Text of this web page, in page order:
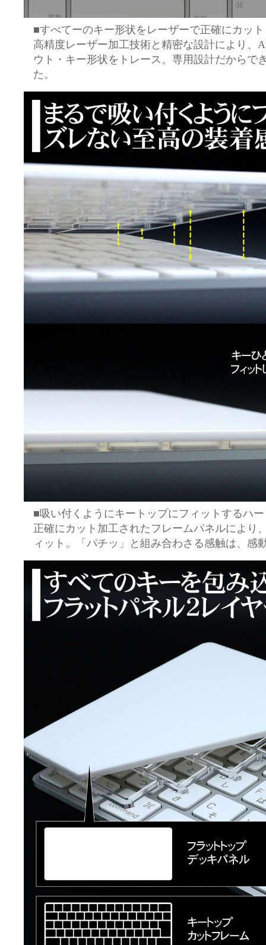
■すべてーのキー形状をレーザーで正確にカット
高精度レーザー加工技術と精密な設計により、
ウト・キー形状をトレース。専用設計だからで
た。
■吸い付くようにキートップにフィットするハ
正確にカット加工されたフレームパネルにより
ィット。「パチッ」と組み合わさる感触は、感